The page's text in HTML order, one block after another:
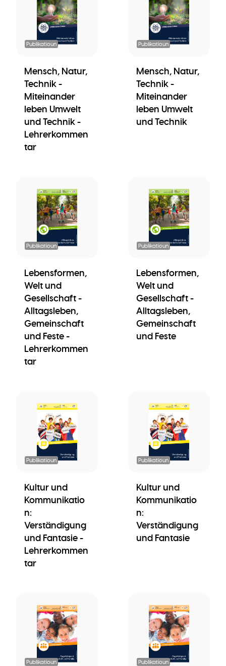
Publikatioun
Mensch, Natur,
Technik -
Miteinander
leben Umwelt
und Technik -
Lehrerkommen
tar
Publikatioun
Mensch, Natur,
Technik -
Miteinander
leben Umwelt
und Technik
Publikatioun
Lebensformen,
Welt und
Gesellschaft -
Alltagsleben,
Gemeinschaft
und Feste -
Lehrerkommen
tar
Publikatioun
Lebensformen,
Welt und
Gesellschaft -
Alltagsleben,
Gemeinschaft
und Feste
Publikatioun
Kultur und
Kommunikatio
n:
Verständigung
und Fantasie -
Lehrerkommen
tar
Publikatioun
Kultur und
Kommunikatio
n:
Verständigung
und Fantasie
Publikatioun Publikatioun